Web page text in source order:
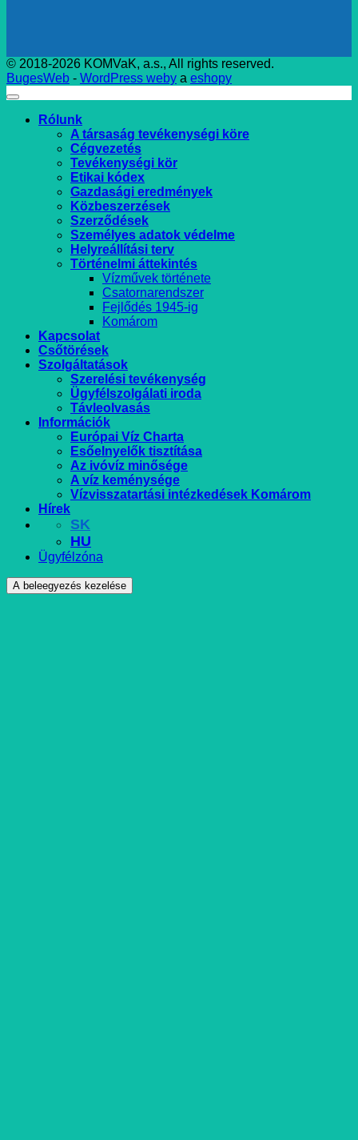
© 2018-2026 KOMVaK, a.s., All rights reserved.
BugesWeb - WordPress weby a eshopy
Rólunk
A társaság tevékenységi köre
Cégvezetés
Tevékenységi kör
Etikai kódex
Gazdasági eredmények
Közbeszerzések
Szerződések
Személyes adatok védelme
Helyreállítási terv
Történelmi áttekintés
Vízművek története
Csatornarendszer
Fejlődés 1945-ig
Komárom
Kapcsolat
Csőtörések
Szolgáltatások
Szerelési tevékenység
Ügyfélszolgálati iroda
Távleolvasás
Információk
Európai Víz Charta
Esőelnyelők tisztítása
Az ivóvíz minősége
A víz keménysége
Vízvisszatartási intézkedések Komárom
Hírek
SK
HU
Ügyfélzóna
A beleegyezés kezelése